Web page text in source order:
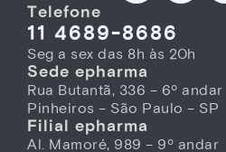
Telefone
11 4689-8686
Seg a sex das 8h às 20h
Sede epharma
Rua Butantã, 336 – 6º andar
Pinheiros – São Paulo – SP
Filial epharma
Al. Mamoré, 989 – 9º andar